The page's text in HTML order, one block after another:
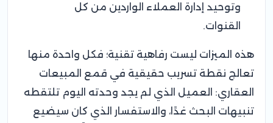
وتوحيد إدارة العملاء الواردين من كل
القنوات.
هذه الميزات ليست رفاهية تقنية؛ فكل واحدة منها
تعالج نقطة تسريب حقيقية في قمع المبيعات
العقاري: العميل الذي لم يجد وحدته اليوم تلتقطه
تنبيهات البحث غدًا، والاستفسار الذي كان سيضيع